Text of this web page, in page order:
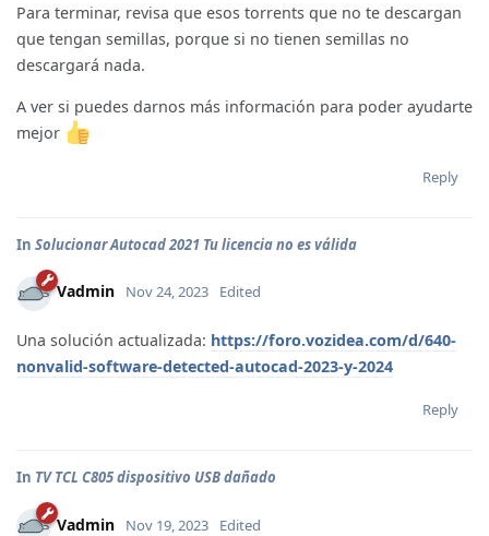
Para terminar, revisa que esos torrents que no te descargan
que tengan semillas, porque si no tienen semillas no
descargará nada.
A ver si puedes darnos más información para poder ayudarte
mejor
Reply
In Solucionar Autocad 2021 Tu licencia no es válida
Vadmin Nov 24, 2023 Edited
Una solución actualizada: https://foro.vozidea.com/d/640-
nonvalid-software-detected-autocad-2023-y-2024
Reply
In TV TCL C805 dispositivo USB dañado
Vadmin Nov 19, 2023 Edited